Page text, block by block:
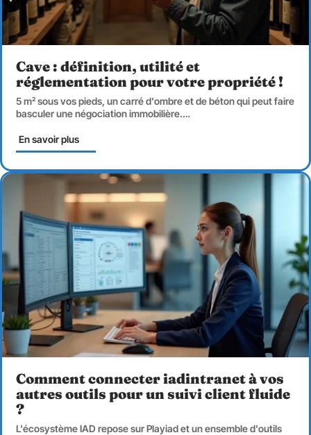
Cave : définition, utilité et
réglementation pour votre propriété !
5 m² sous vos pieds, un carré d'ombre et de béton qui peut faire
basculer une négociation immobilière.…
En savoir plus
Comment connecter iadintranet à vos
autres outils pour un suivi client fluide
?
L'écosystème IAD repose sur Playiad et un ensemble d'outils